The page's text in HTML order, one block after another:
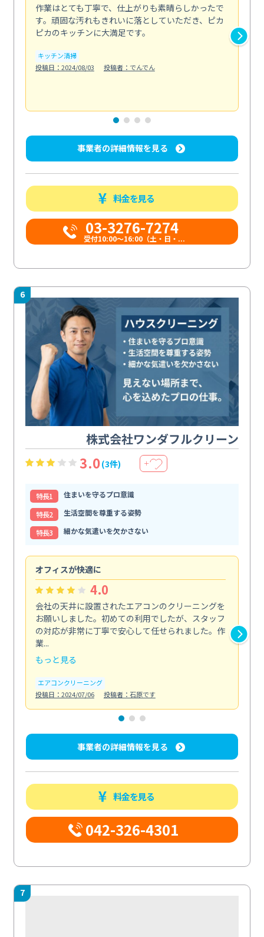
作業はとても丁寧で、仕上がりも素晴らしかったで
す。頑固な汚れもきれいに落としていただき、ピカ
ピカのキッチンに大満足です。
キッチン清掃
投稿日：2024/08/03
投稿者：でんでん
事業者の詳細情報を見る
料金を見る
03-3276-7274
受付10:00〜16:00（土・日・...
6
株式会社ワンダフルクリーン
3.0(3件) ＋
特⻑1
住まいを守るプロ意識
特⻑2
生活空間を尊重する姿勢
特⻑3
細かな気遣いを欠かさない
オフィスが快適に
4.0
会社の天井に設置されたエアコンのクリーニングを
お願いしました。初めての利用でしたが、スタッフ
の対応が非常に丁寧で安心して任せられました。作
業...
もっと見る
エアコンクリーニング
投稿日：2024/07/06
投稿者：石原です
事業者の詳細情報を見る
料金を見る
042-326-4301
7